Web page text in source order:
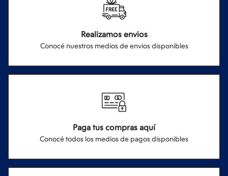
Realizamos envios
Conocé nuestros medios de envios disponibles
Paga tus compras aquí
Conocé todos los medios de pagos disponibles